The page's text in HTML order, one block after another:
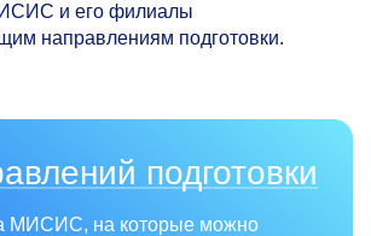
и его филиалы
направлениям подготовки.
подготовки
МИСИС, на которые можно